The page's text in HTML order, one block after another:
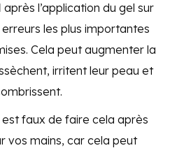
après l’application du gel sur
erreurs les plus importantes
Cela peut augmenter la
irritent leur peau et
est faux de faire cela après
vos mains, car cela peut